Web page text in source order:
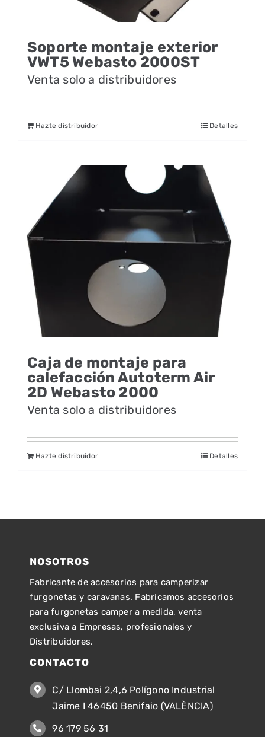
Soporte montaje exterior
VWT5 Webasto 2000ST
Venta solo a distribuidores
Hazte distribuidor Detalles
Caja de montaje para
calefacción Autoterm Air
2D Webasto 2000
Venta solo a distribuidores
Hazte distribuidor Detalles
NOSOTROS
Fabricante de accesorios para camperizar
furgonetas y caravanas. Fabricamos accesorios
para furgonetas camper a medida, venta
exclusiva a Empresas, profesionales y
Distribuidores.
CONTACTO
C/ Llombai 2,4,6 Polígono Industrial
Jaime I 46450 Benifaio (VALÈNCIA)
96 179 56 31